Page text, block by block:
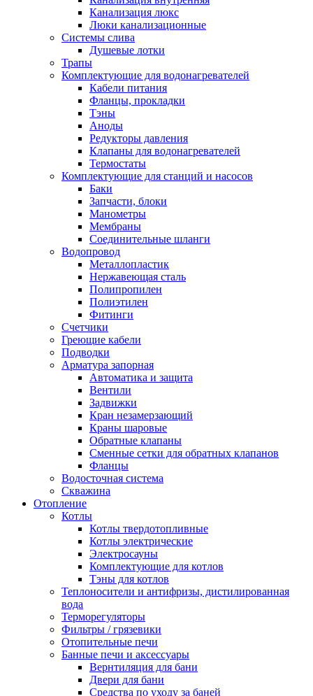
Адреса Сервис-центров
Условия возврата товара
Обмен и возврат товара
Вакансии
Канализация люкс
Люки канализационные
Системы слива
Душевые лотки
Трапы
Комплектующие для водонагревателей
Кабели питания
Фланцы, прокладки
Тэны
Аноды
Редукторы давления
Клапаны для водонагревателей
Термостаты
Комплектующие для станций и насосов
Баки
Запчасти, блоки
Манометры
Мембраны
Соединительные шланги
Водопровод
Металлопластик
Нержавеющая сталь
Полипропилен
Полиэтилен
Фитинги
Счетчики
Греющие кабели
Подводки
Арматура запорная
Автоматика и защита
Вентили
Задвижки
Кран незамерзающий
Краны шаровые
Обратные клапаны
Сменные сетки для обратных клапанов
Фланцы
Водосточная система
Скважина
Отопление
Котлы
Котлы твердотопливные
Котлы электрические
Электросауны
Комплектующие для котлов
Тэны для котлов
Теплоносители и антифризы, дистилированная
вода
Терморегуляторы
Фильтры / грязевики
Отопительные печи
Банные печи и аксессуары
Вернтиляция для бани
Двери для бани
Средства по уходу за баней